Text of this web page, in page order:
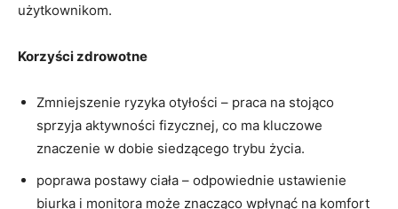
użytkownikom.
Korzyści zdrowotne
Zmniejszenie ⁢ryzyka otyłości – praca na stojąco
sprzyja ‌aktywności fizycznej, co ma kluczowe
znaczenie w ⁣dobie siedzącego trybu życia.
poprawa⁢ postawy ciała – ⁤odpowiednie ⁣ustawienie
biurka i monitora może‌ znacząco wpłynąć na komfort